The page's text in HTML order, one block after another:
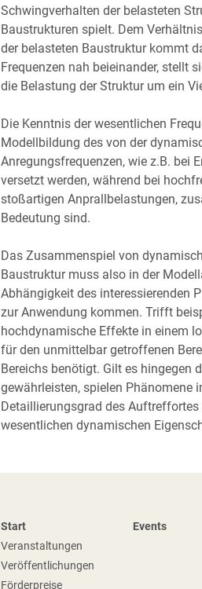
Schwingverhalten der belasteten
Baustrukturen spielt. Dem
der belasteten Baustruktur kommt
Frequenzen nah beieinander, stellt
die Belastung der Struktur um ein
Die Kenntnis der wesentlichen
Modellbildung des von der
Anregungsfrequenzen, wie z.B. bei
versetzt werden, während bei
stoßartigen Anprallbelastungen,
Bedeutung sind.
Das Zusammenspiel von
Baustruktur muss also in der
Abhängigkeit des interessierenden
zur Anwendung kommen. Trifft
hochdynamische Effekte in einem
für den unmittelbar getroffenen
Bereichs benötigt. Gilt es hingegen
gewährleisten, spielen Phänomene
Detaillierungsgrad des
wesentlichen dynamischen
Start
Veranstaltungen
Veröffentlichungen
Förderpreise
Events